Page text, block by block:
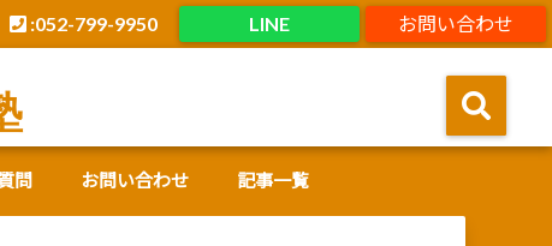
お問い合わせ
LINE
:052-799-9950
問 お問い合わせ 記事一覧